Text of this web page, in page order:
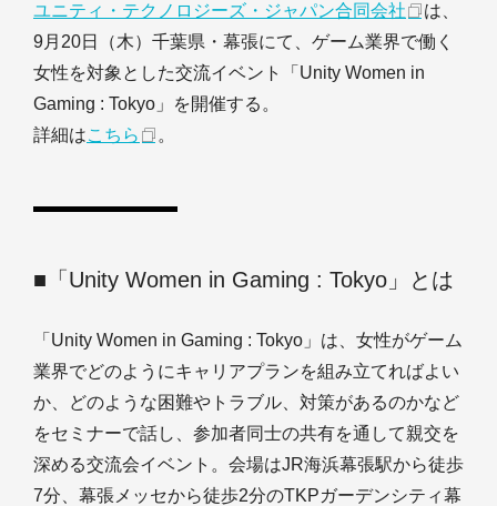
ユニティ・テクノロジーズ・ジャパン合同会社
は、
9月20日（木）千葉県・幕張にて、ゲーム業界で働く
女性を対象とした交流イベント「Unity Women in
Gaming : Tokyo」を開催する。
詳細はこちら 。
■「Unity Women in Gaming : Tokyo」とは
「Unity Women in Gaming : Tokyo」は、女性がゲーム
業界でどのようにキャリアプランを組み立てればよい
か、どのような困難やトラブル、対策があるのかなど
をセミナーで話し、参加者同士の共有を通して親交を
深める交流会イベント。会場はJR海浜幕張駅から徒歩
7分、幕張メッセから徒歩2分のTKPガーデンシティ幕